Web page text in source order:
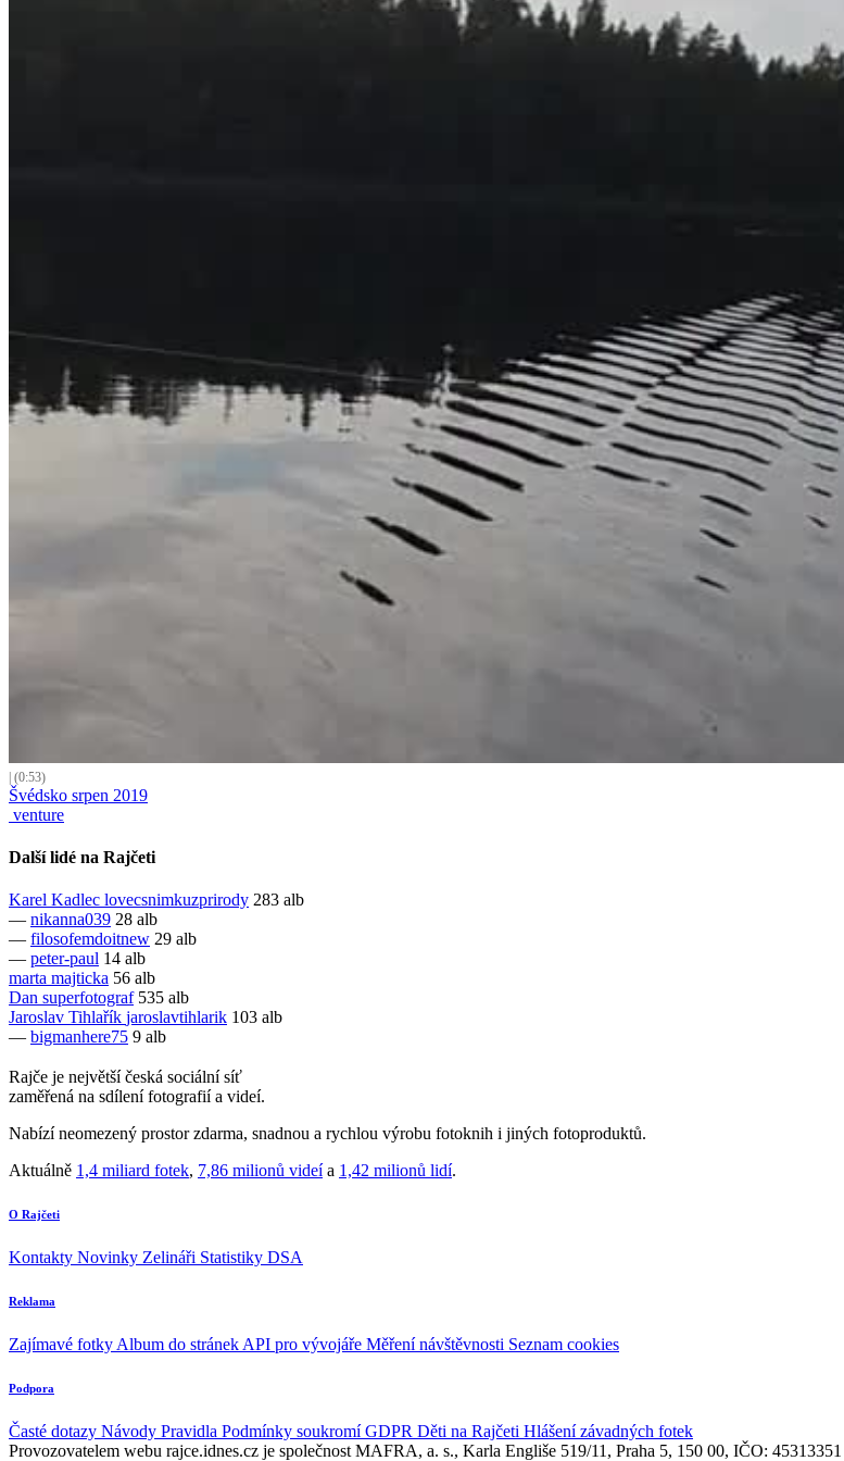
| (0:53)
Švédsko srpen 2019
venture
Další lidé na Rajčeti
Karel Kadlec lovecsnimkuzprirody 283 alb
— nikanna039 28 alb
— filosofemdoitnew 29 alb
— peter-paul 14 alb
marta majticka 56 alb
Dan superfotograf 535 alb
Jaroslav Tihlařík jaroslavtihlarik 103 alb
— bigmanhere75 9 alb
Rajče je největší česká sociální síť
zaměřená na sdílení fotografií a videí.
Nabízí neomezený prostor zdarma, snadnou a rychlou výrobu fotoknih i jiných fotoproduktů.
Aktuálně 1,4 miliard fotek, 7,86 milionů videía 1,42 milionů lidí.
O Rajčeti
Kontakty Novinky Zelináři Statistiky DSA
Reklama
Zajímavé fotky Album do stránek API pro vývojáře Měření návštěvnosti Seznam cookies
Podpora
Časté dotazy Návody Pravidla Podmínky soukromíGDPR Děti na Rajčeti Hlášení závadných fotek
Provozovatelem webu rajce.idnes.cz je společnost MAFRA, a. s., Karla Engliše 519/11, Praha 5, 150 00, IČO: 45313351